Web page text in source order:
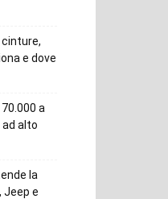
e dove
a
alto
la
Jeep e